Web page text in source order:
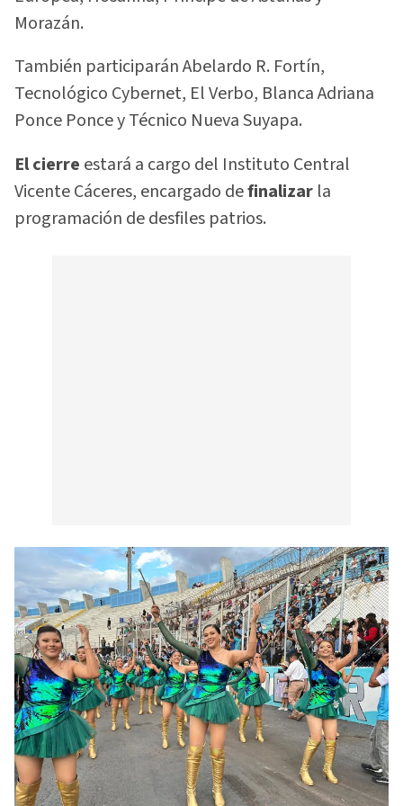
Morazán.
También participarán Abelardo R. Fortín,
Tecnológico Cybernet, El Verbo, Blanca Adriana
Ponce Ponce y Técnico Nueva Suyapa.
El cierre estará a cargo del Instituto Central
Vicente Cáceres, encargado definalizar la
programación de desfiles patrios.